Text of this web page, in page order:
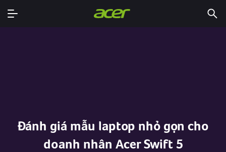
Đánh giá mẫu laptop nhỏ gọn cho
doanh nhân Acer Swift 5